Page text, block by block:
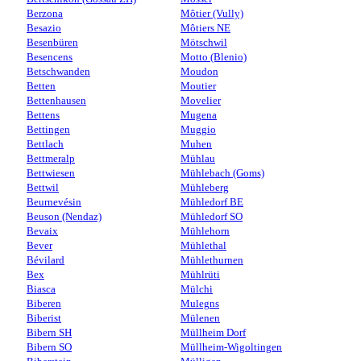
Berzona
Besazio
Besenbüren
Besencens
Betschwanden
Betten
Bettenhausen
Bettens
Bettingen
Bettlach
Bettmeralp
Bettwiesen
Bettwil
Beurnevésin
Beuson (Nendaz)
Bevaix
Bever
Bévilard
Bex
Biasca
Biberen
Biberist
Bibern SH
Bibern SO
Môtier (Vully)
Môtiers NE
Mötschwil
Motto (Blenio)
Moudon
Moutier
Movelier
Mugena
Muggio
Muhen
Mühlau
Mühlebach (Goms)
Mühleberg
Mühledorf BE
Mühledorf SO
Mühlehorn
Mühlethal
Mühlethurnen
Mühlrüti
Mülchi
Mulegns
Mülenen
Müllheim Dorf
Müllheim-Wigoltingen